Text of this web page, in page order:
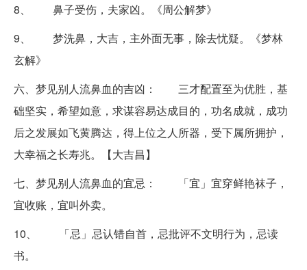
8、 鼻子受伤，夫家凶。《周公解梦》
9、 梦洗鼻，大吉，主外面无事，除去忧疑。《梦林
玄解》
六、梦见别人流鼻血的吉凶：
三才配置至为优胜，基
础坚实，希望如意，求谋容易达成目的，功名成就，成功
后之发展如飞黄腾达，得上位之人所器，受下属所拥护，
大幸福之长寿兆。【大吉昌】
七、梦见别人流鼻血的宜忌：
「宜」宜穿鲜艳袜子，
宜收账，宜叫外卖。
10、 「忌」忌认错自首，忌批评不文明行为，忌读
书。